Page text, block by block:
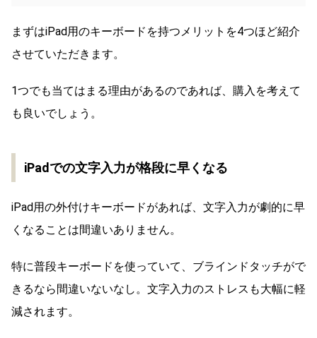
まずはiPad用のキーボードを持つメリットを4つほど紹介
させていただきます。
1つでも当てはまる理由があるのであれば、購入を考えて
も良いでしょう。
iPadでの文字入力が格段に早くなる
iPad用の外付けキーボードがあれば、文字入力が劇的に早
くなることは間違いありません。
特に普段キーボードを使っていて、ブラインドタッチがで
きるなら間違いないなし。文字入力のストレスも大幅に軽
減されます。